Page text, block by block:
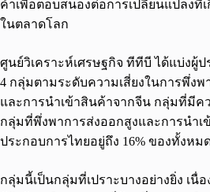
ค้าเพื่อตอบสนองต่อการเปลี่ยนแปลงที่เ
ในตลาดโลก
ศูนย์วิเคราะห์เศรษฐกิจ ทีทีบี ได้แบ่งผู้
4 กลุ่มตามระดับความเสี่ยงในการพึ่งพ
และการนำเข้าสินค้าจากจีน กลุ่มที่มีค
กลุ่มที่พึ่งพาการส่งออกสูงและการนำเ
ประกอบการไทยอยู่ถึง 16% ของทั้งหม
กลุ่มนี้เป็นกลุ่มที่เปราะบางอย่างยิ่ง เนื่